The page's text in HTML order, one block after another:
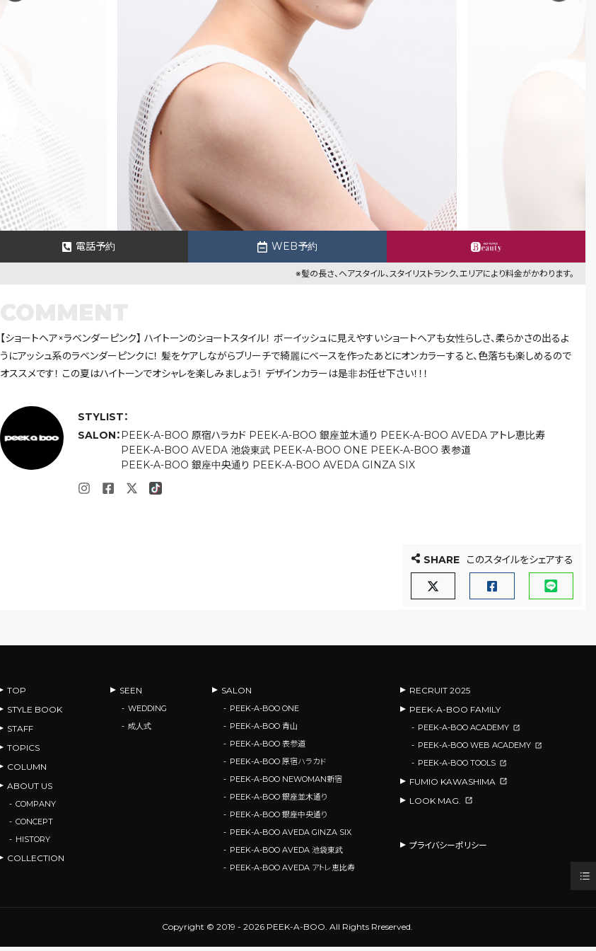
電話予約 WEB予約
※髪の長さ、ヘアスタイル、スタイリストランク、エリアにより料金がかわります。
STYLIST：
SALON： PEEK-A-BOO 原宿ハラカド PEEK-A-BOO 銀座並木通り PEEK-A-BOO AVEDA アトレ恵比寿
PEEK-A-BOO AVEDA 池袋東武 PEEK-A-BOO ONE PEEK-A-BOO 表参道
PEEK-A-BOO 銀座中央通り PEEK-A-BOO AVEDA GINZA SIX
【ショートヘア×ラベンダーピンク】 ハイトーンのショートスタイル！ ボーイッシュに見えやすいショートヘアも女性らしさ、柔らかさの出るよ
うにアッシュ系のラベンダーピンクに！ 髪をケアしながらブリーチで綺麗にベースを作ったあとにオンカラーすると、色落ちも楽しめるので
オススメです！ この夏はハイトーンでオシャレを楽しみましょう！ デザインカラーは是非お任せ下さい！！！
SHARE このスタイルをシェアする
TOP
STYLE BOOK
STAFF
TOPICS
COLUMN
ABOUT US
COMPANY
CONCEPT
HISTORY
COLLECTION
SEEN
WEDDING
成人式
SALON
PEEK-A-BOO ONE
PEEK-A-BOO 青山
PEEK-A-BOO 表参道
PEEK-A-BOO 原宿ハラカド
PEEK-A-BOO NEWOMAN新宿
PEEK-A-BOO 銀座並木通り
PEEK-A-BOO 銀座中央通り
PEEK-A-BOO AVEDA GINZA SIX
PEEK-A-BOO AVEDA 池袋東武
PEEK-A-BOO AVEDA アトレ恵比寿
RECRUIT 2025
PEEK-A-BOO FAMILY
PEEK-A-BOO ACADEMY
PEEK-A-BOO WEB ACADEMY
PEEK-A-BOO TOOLS
FUMIO KAWASHIMA
LOOK MAG.
プライバシーポリシー
Copyright © 2019 - 2026 PEEK-A-BOO. All Rights Rreserved.